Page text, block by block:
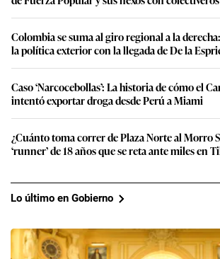
Colombia se suma al giro regional a la
la política exterior con la llegada de De la
Caso ‘Narcocebollas’: La historia de cómo el
intentó exportar droga desde Perú a Miami
¿Cuánto toma correr de Plaza Norte al Morro
‘runner’ de 18 años que se reta ante miles en
Lo último en Gobierno